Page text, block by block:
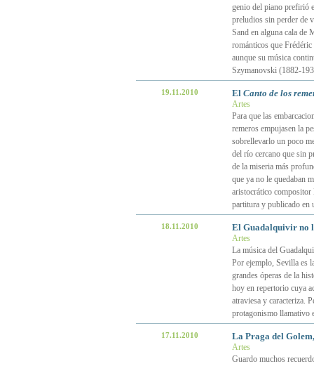
genio del piano prefirió
preludios sin perder de
Sand en alguna cala de
románticos que
aunque su música
Szymanovski (1882-
19.11.2010 El Canto de los
Artes
Para que las
remeros empujasen la
sobrellevarlo un poco
del río cercano que sin
de la miseria más
que ya no le quedaban
aristocrático
partitura y publicado en
18.11.2010 El Guadalquivir no
Artes
La música del
Por ejemplo, Sevilla es
grandes óperas de la
hoy en repertorio cuya
atraviesa y caracteriza.
protagonismo llamativo
17.11.2010 La Praga del
Artes
Guardo muchos